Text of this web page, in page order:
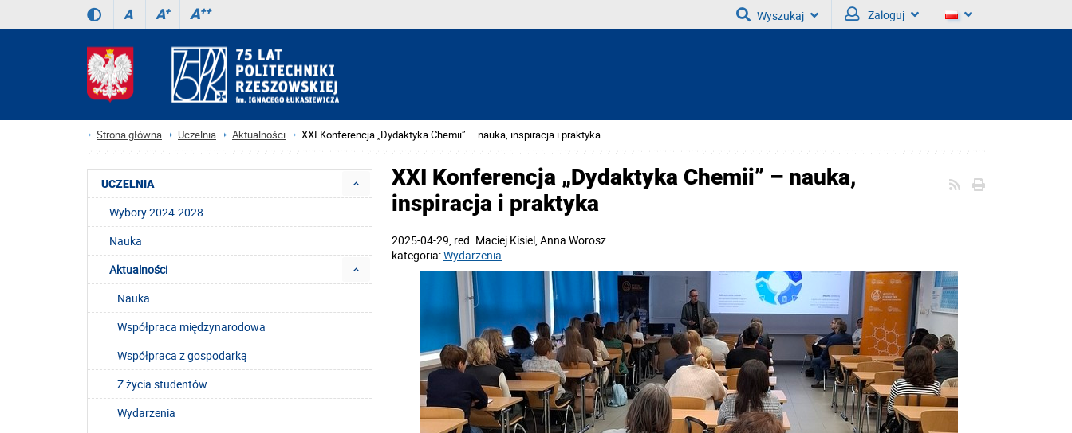
A A+ A++ Wyszukaj Zaloguj
Strona główna Uczelnia Aktualności XXI Konferencja „Dydaktyka Chemii” – nauka, inspiracja i praktyka
XXI Konferencja „Dydaktyka Chemii” – nauka,
inspiracja i praktyka
2025-04-29, red. Maciej Kisiel, Anna Worosz
kategoria:Wydarzenia
UCZELNIA
Wybory 2024-2028
Nauka
Aktualności
Nauka
Współpraca międzynarodowa
Współpraca z gospodarką
Z życia studentów
Wydarzenia